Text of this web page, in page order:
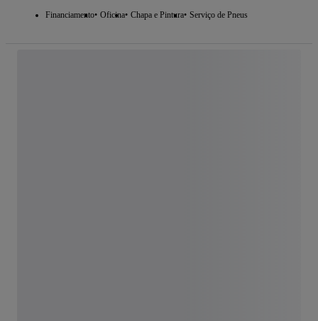
Financiamento Oficina Chapa e Pintura Serviço de Pneus